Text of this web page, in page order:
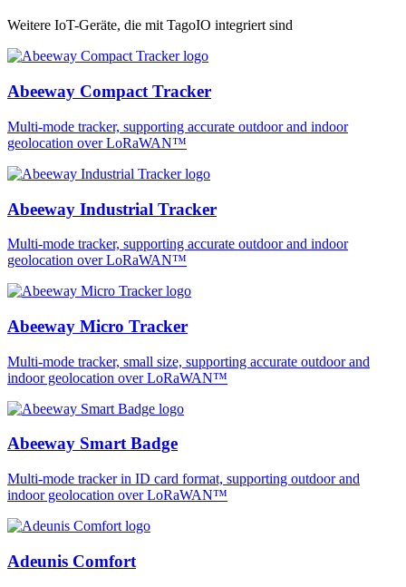
Weitere IoT-Geräte, die mit TagoIO integriert sind
Abeeway Compact Tracker
Multi-mode tracker, supporting accurate outdoor and indoor
geolocation over LoRaWAN™
Abeeway Industrial Tracker
Multi-mode tracker, supporting accurate outdoor and indoor
geolocation over LoRaWAN™
Abeeway Micro Tracker
Multi-mode tracker, small size, supporting accurate outdoor and
indoor geolocation over LoRaWAN™
Abeeway Smart Badge
Multi-mode tracker in ID card format, supporting outdoor and
indoor geolocation over LoRaWAN™
Adeunis Comfort